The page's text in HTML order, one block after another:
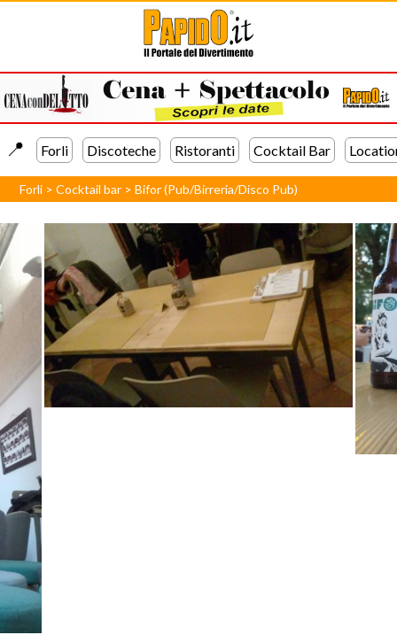
📍️ Forli Discoteche Ristoranti Cocktail Bar
Forli >Cocktail bar >Bifor (Pub/Birreria/Disco Pub)